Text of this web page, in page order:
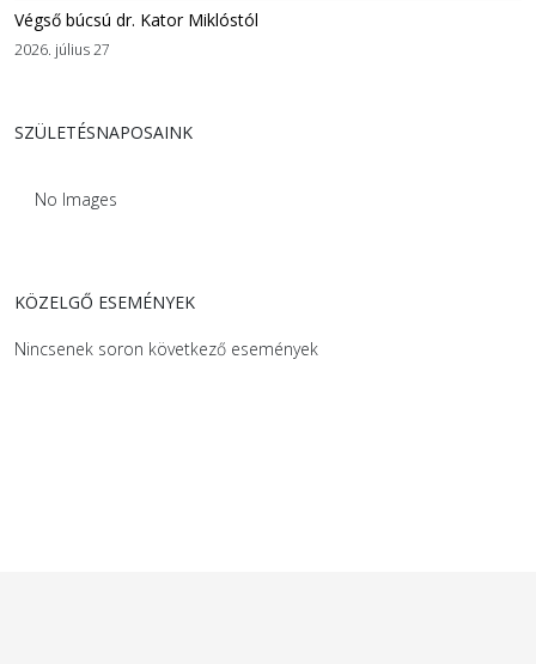
Végső búcsú dr. Kator Miklóstól
2026. július 27
SZÜLETÉSNAPOSAINK
No Images
KÖZELGŐ ESEMÉNYEK
Nincsenek soron következő események